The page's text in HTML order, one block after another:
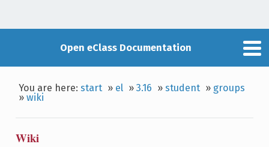
Open eClass Documentation
You are here:start » el »3.16 »student » groups
»wiki
Wiki